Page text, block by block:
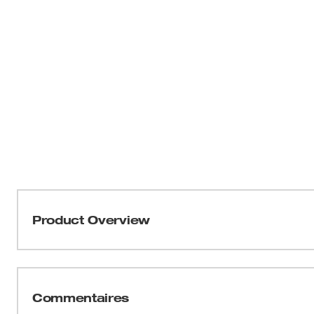
Product Overview
plate de dénudage et de coupe de câble avec (1) vis,
Commentaires